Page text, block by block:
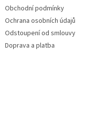
Obchodní podmínky
Ochrana osobních údajů
Odstoupení od smlouvy
Doprava a platba